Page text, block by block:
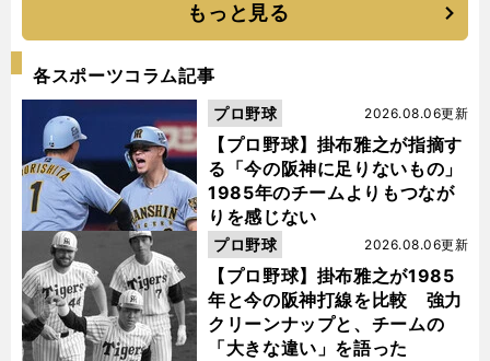
もっと見る
各スポーツコラム記事
【プロ野球】掛布雅之が指摘す
る「今の阪神に足りないもの」
1985年のチームよりもつなが
りを感じない
2026.08.06更新
プロ野球
【プロ野球】掛布雅之が1985
年と今の阪神打線を比較 強力
クリーンナップと、チームの
「大きな違い」を語った
2026.08.06更新
プロ野球